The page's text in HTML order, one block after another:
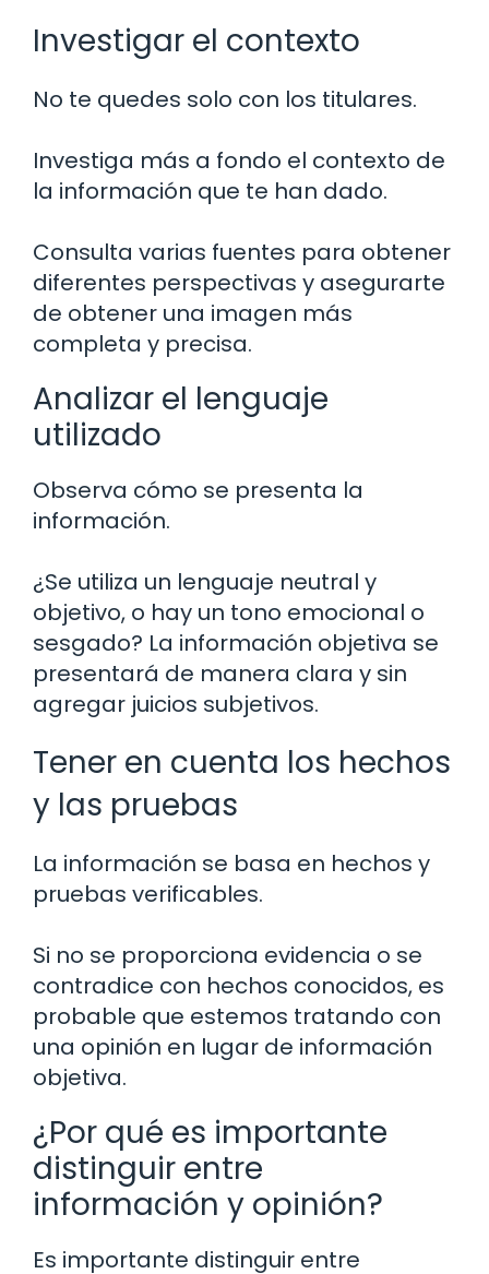
Investigar el contexto
No te quedes solo con los titulares.
Investiga más a fondo el contexto de
la información que te han dado.
Consulta varias fuentes para obtener
diferentes perspectivas y asegurarte
de obtener una imagen más
completa y precisa.
Analizar el lenguaje
utilizado
Observa cómo se presenta la
información.
¿Se utiliza un lenguaje neutral y
objetivo, o hay un tono emocional o
sesgado? La información objetiva se
presentará de manera clara y sin
agregar juicios subjetivos.
Tener en cuenta los hechos
y las pruebas
La información se basa en hechos y
pruebas verificables.
Si no se proporciona evidencia o se
contradice con hechos conocidos, es
probable que estemos tratando con
una opinión en lugar de información
objetiva.
¿Por qué es importante
distinguir entre
información y opinión?
Es importante distinguir entre